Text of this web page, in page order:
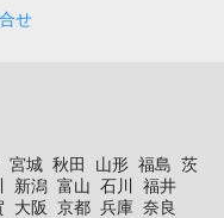
せ
宮城 秋田 山形 福島 茨
新潟 富山 石川
福井
大阪 京都 兵庫 奈良